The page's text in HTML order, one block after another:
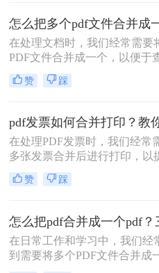
法，帮助您轻松完成PDF文件
任务。
在处理文档时，我们经常需要
PDF文件合并成一个，以便于
传输和存档。那么怎么把多个
合并成一个呢？本文将介绍两
PDF合并任务。
赞 踩
在处理PDF发票时，我们经常
多张发票合并后进行打印，以
作效率和节省纸张。那么PDF
何合并打印呢？以下将介绍三
轻松应对这一需求。
赞 踩
在日常工作和学习中，我们经
到需要将多个PDF文件合并成
件的需求。无论是为了整理资